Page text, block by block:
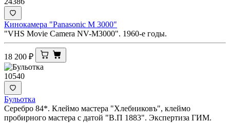
Кинокамера "Panasonic M 3000"
"VHS Movie Camera NV-M3000". 1960-е годы.
18 200 ₽
10540
Бульотка
Серебро 84*. Клеймо мастера "Хлебниковъ", клеймо
пробирного мастера с датой "В.П 1883". Экспертиза ГИМ.